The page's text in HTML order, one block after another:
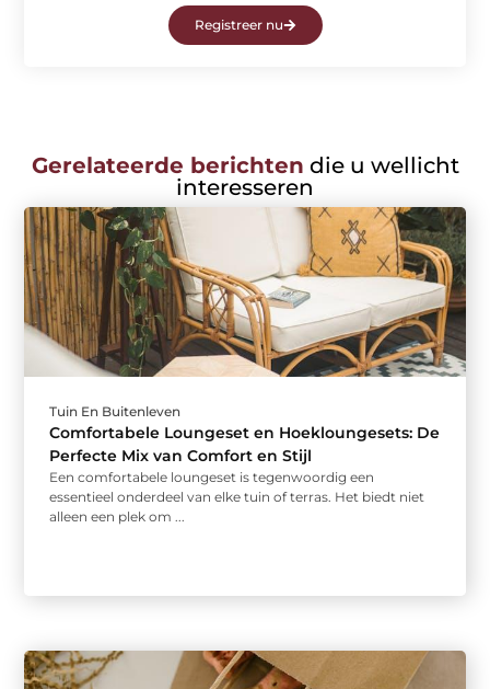
Registreer nu
Gerelateerde berichten die u wellicht
interesseren
Tuin En Buitenleven
Comfortabele Loungeset en Hoekloungesets: De
Perfecte Mix van Comfort en Stijl
Een comfortabele loungeset is tegenwoordig een
essentieel onderdeel van elke tuin of terras. Het biedt niet
alleen een plek om ...